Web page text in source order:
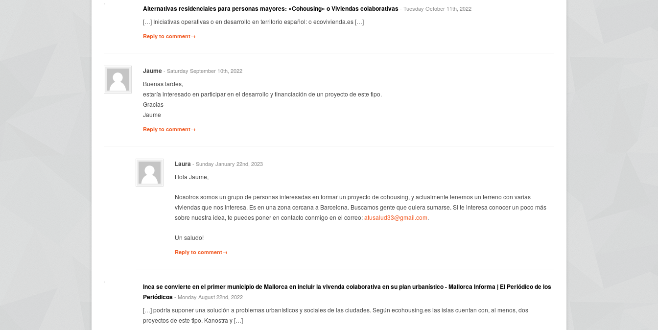
Alternativas residenciales para personas mayores: «Cohousing» o Viviendas colaborativas- Tuesday October 11th, 2022
[…] Iniciativas operativas o en desarrollo en territorio español: o ecovivienda.es […]
Reply to comment→
Jaume- Saturday September 10th, 2022
Buenas tardes,
estaría interesado en participar en el desarrollo y financiación de un proyecto de este tipo.
Gracias
Jaume
Reply to comment→
Laura- Sunday January 22nd, 2023
Hola Jaume,
Nosotros somos un grupo de personas interesadas en formar un proyecto de cohousing, y actualmente tenemos un terreno con varias
viviendas que nos interesa. Es en una zona cercana a Barcelona. Buscamos gente que quiera sumarse. Si te interesa conocer un poco más
sobre nuestra idea, te puedes poner en contacto conmigo en el correo:atusalud33@gmail.com.
Un saludo!
Reply to comment→
Inca se convierte en el primer municipio de Mallorca en incluir la vivenda colaborativa en su plan urbanístico - Mallorca Informa | El Periódico de los
Periódicos- Monday August 22nd, 2022
[…] podría suponer una solución a problemas urbanísticos y sociales de las ciudades. Según ecohousing.es las islas cuentan con, al menos, dos
proyectos de este tipo. Kanostra y […]